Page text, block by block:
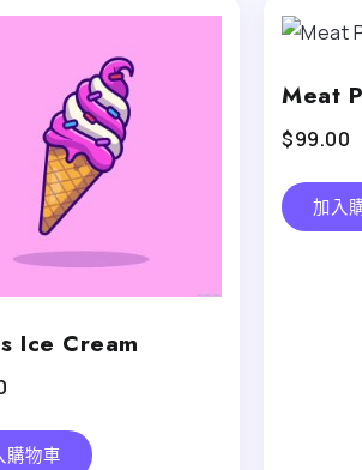
Ice Cream
購物車
Meat
$99.00
加入